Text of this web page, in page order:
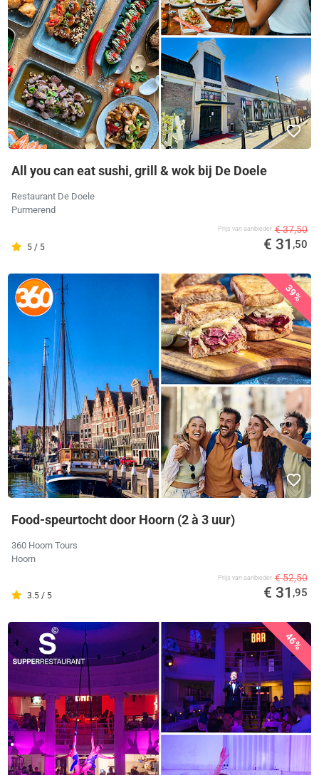
All you can eat sushi, grill & wok bij De Doele
Restaurant De Doele
Purmerend
5 / 5
Prijs van aanbieder € 37,50
€ 31 ,50
39%
Food-speurtocht door Hoorn (2 à 3 uur)
360 Hoorn Tours
Hoorn
3.5 / 5
Prijs van aanbieder € 52,50
€ 31 ,95
46%